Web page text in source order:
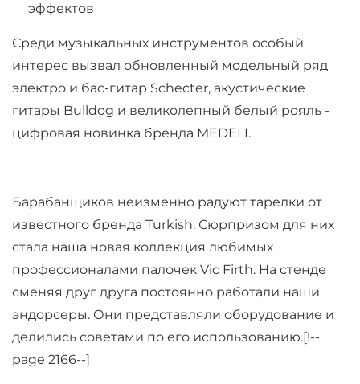
эффектов
Среди музыкальных инструментов особый
интерес вызвал обновленный модельный ряд
электро и бас-гитар Schecter, акустические
гитары Bulldog и великолепный белый рояль -
цифровая новинка бренда MEDELI.
Барабанщиков неизменно радуют тарелки от
известного бренда Turkish. Сюрпризом для них
стала наша новая коллекция любимых
профессионалами палочек Vic Firth. На стенде
сменяя друг друга постоянно работали наши
эндорсеры. Они представляли оборудование и
делились советами по его использованию.[!--
page 2166--]